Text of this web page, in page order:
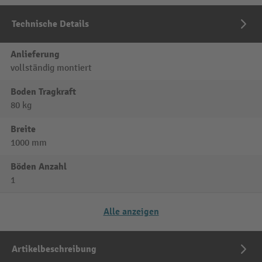
Technische Details
Anlieferung
vollständig montiert
Boden Tragkraft
80 kg
Breite
1000 mm
Böden Anzahl
1
Alle anzeigen
Artikelbeschreibung